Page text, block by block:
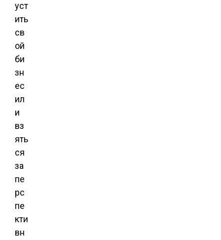
уст
ить
св
ой
би
зн
ес
ил
и
вз
ять
ся
за
пе
рс
пе
кти
вн